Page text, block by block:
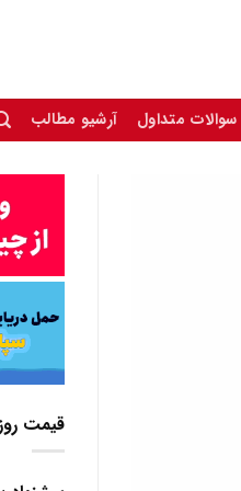
سوالات متداول آرشیو مطالب
قیمت